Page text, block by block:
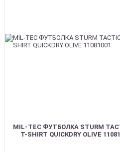
MIL-TEC ФУТБОЛКА STURM
T-SHIRT QUICKDRY OLIVE